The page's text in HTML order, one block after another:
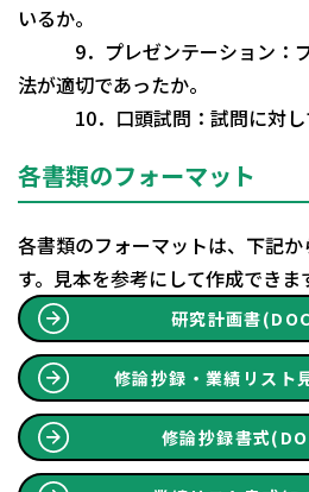
いるか。
9．プレゼンテーション：プ
法が適切であったか。
10．口頭試問：試問に対して
各書類のフォーマット
各書類のフォーマットは、下記
す。見本を参考にして作成できま
研究計画書
修論抄録・業績リスト
修論抄録書式